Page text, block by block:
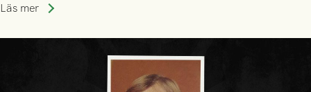
Läs mer